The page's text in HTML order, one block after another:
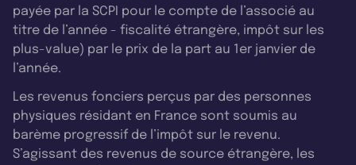
payée par la SCPI pour le compte de l’associé au
titre de l’année - fiscalité étrangère, impôt sur les
plus-value) par le prix de la part au 1er janvier de
l’année.
Les revenus fonciers perçus par des personnes
physiques résidant en France sont soumis au
barème progressif de l’impôt sur le revenu.
S’agissant des revenus de source étrangère, les